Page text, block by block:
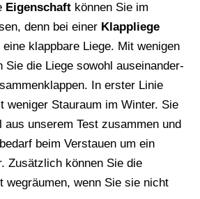
Eigenschaft können Sie im
denn bei einer Klappliege
klappbare Liege. Mit wenigen
Sie die Liege sowohl auseinander-
In erster Linie
weniger Stauraum im Winter. Sie
aus unserem Test zusammen und
beim Verstauen um ein
Zusätzlich können Sie die
wegräumen, wenn Sie sie nicht